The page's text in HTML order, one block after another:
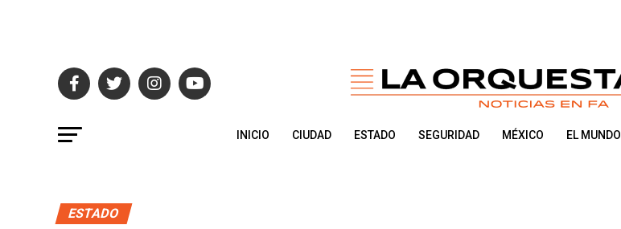
INICIO CIUDAD ESTADO SEGURIDAD MÉXICO EL MUNDO
ESTADO